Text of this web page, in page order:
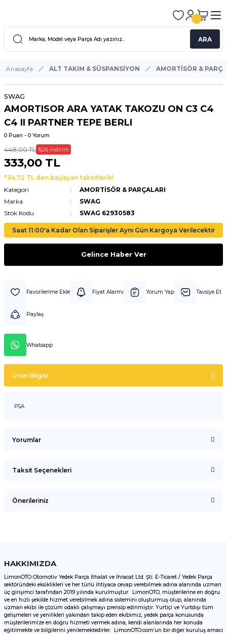
ARA
Anasayfa ALT TAKIM & SÜSPANSİYON AMORTİSÖR &
SWAG
AMORTISOR ARA YATAK TAKOZU ON C3 C4
C4 II PARTNER TEPE BERLI
0 Puan - 0 Yorum
448,00 TL %26 İndirim
333,00 TL
*34,72 TL den başlayan taksitlerle!
Kategori
AMORTİSÖR & PARÇALARI
Marka
SWAG
Stok Kodu
SWAG 62930583
Saat 11:00'a Kadar Olan Siparişler Aynı Gün Kargoya Verilecektir
Gelince Haber Ver
Fiyat Alarmı Yorum Yap Tavsiye Et
Paylaş
Whatsapp
Ürün Bilgisi
PSA
Yorumlar
Taksit Seçenekleri
Önerileriniz
Görüş ve önerileriniz için teşekkür ederiz.
Ürün resmi kalitesiz, bozuk veya görüntülenemiyor.
Ürün açıklamasında eksik bilgiler bulunuyor.
Ürün bilgilerinde hatalar bulunuyor.
Ürün fiyatı diğer sitelerden daha pahalı.
HAKKIMIZDA
LimonOTO Otomotiv Yedek Parça İthalat ve İhracat Ltd. Şti. E-Ticaret / Yedek Parça
sektöründeki eksiklikleri ve her türlü ihtiyaca cevap verebilmek adına alanında uzman
üç girişimci tarafından 2019 yılında kurulmuştur. LimonOTO, müşterilerine en doğru
ve en hızlı şekilde hizmet verebilmek adına sistemini oluşturmuş olup, alanında
uzman ekibi ile çözüm odaklı çalışmayı prensip edinmiştir. Yurtiçi ve Yurtdışı tüm
gelişmeleri ve yenilikleri yakından takip eden ekibimiz, yedek parça konusunda
müşterilerimize en doğru hizmeti vermek adına, kendi alanlarında her konuda
eğitilmekte ve bilgilerini yenilemektedirler. LimonOTO.com’un bir diğer kuruluş amacı